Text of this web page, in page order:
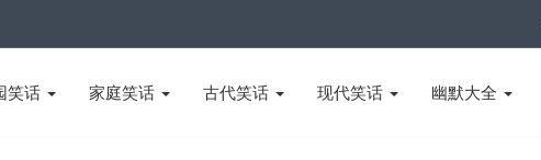
笑话 家庭笑话 古代笑话 现代笑话 幽默大全